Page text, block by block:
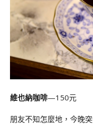
維也納咖啡—150元
朋友不知怎麼地，今晚